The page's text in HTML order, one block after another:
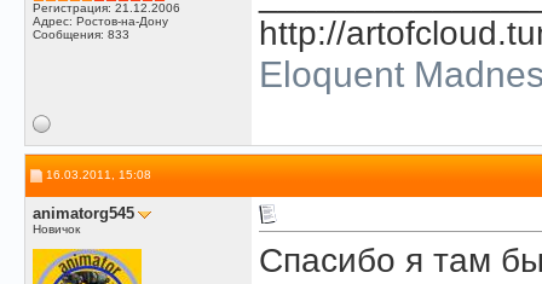
Регистрация: 21.12.2006
Адрес: Ростов-на-Дону
Сообщения: 833
http://
Eloquent
16.03.2011, 15:08
animatorg545
Новичок
Спасибо я там